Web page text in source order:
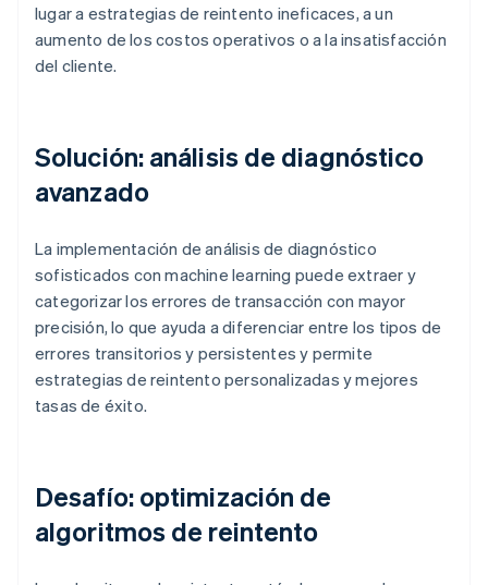
lugar a estrategias de reintento ineficaces, a un
aumento de los costos operativos o a la insatisfacción
del cliente.
Solución: análisis de diagnóstico
avanzado
La implementación de análisis de diagnóstico
sofisticados con machine learning puede extraer y
categorizar los errores de transacción con mayor
precisión, lo que ayuda a diferenciar entre los tipos de
errores transitorios y persistentes y permite
estrategias de reintento personalizadas y mejores
tasas de éxito.
Desafío: optimización de
algoritmos de reintento